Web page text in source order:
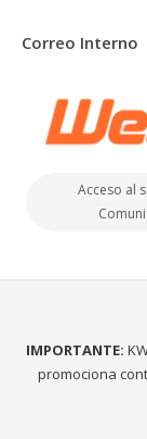
Correo Interno
Acceso al
IMPORTANTE:
promociona